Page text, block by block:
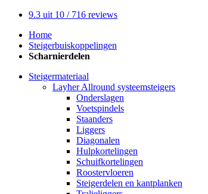
9.3 uit 10 / 716 reviews
Home
Steigerbuiskoppelingen
Scharnierdelen
Steigermateriaal
Layher Allround systeemsteigers
Onderslagen
Voetspindels
Staanders
Liggers
Diagonalen
Hulpkortelingen
Schuifkortelingen
Roostervloeren
Steigerdelen en kantplanken